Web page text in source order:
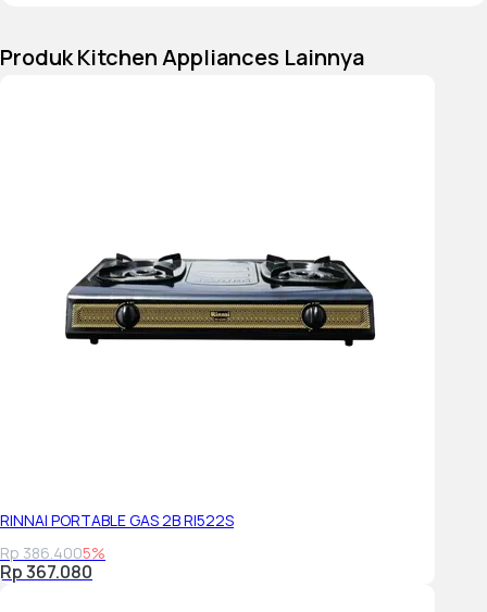
Produk Kitchen Appliances Lainnya
RINNAI PORTABLE GAS 2B RI522S
Rp 386.4005%
Rp 367.080